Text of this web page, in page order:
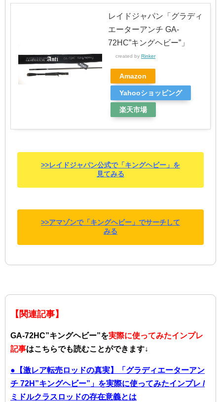
レイドジャパン「グラディ
エーターアンチ GA-
72HC”キングヘビー”」
created by Rinker
Amazon
Yahooショッピング
楽天市場
>>レイドジャパン公式で「キングヘビー」を
見てみる
>>アマゾンで「キングヘビー」でサーチして
みる
【関連記事】
GA-72HC”キングヘビー”を実際に使ってみたインプレ
記事はこちらでも読むことができます↓
●【激レア転売ロッドの真実】「グラディエーターアン
チ 72H”キングヘビー”」を実際に使ってみたインプレ /
ミドルクラスロッドの存在意義とは